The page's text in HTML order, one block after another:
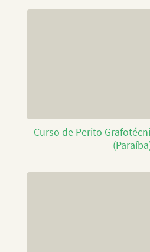
Curso de Perito